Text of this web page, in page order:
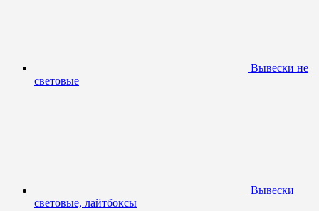
Вывески не
световые
Вывески
световые, лайтбоксы